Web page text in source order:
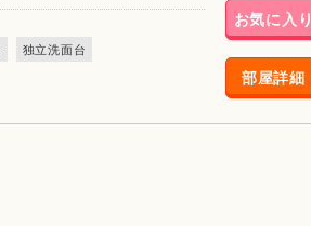
お気に入り
部屋詳細
独立洗面台